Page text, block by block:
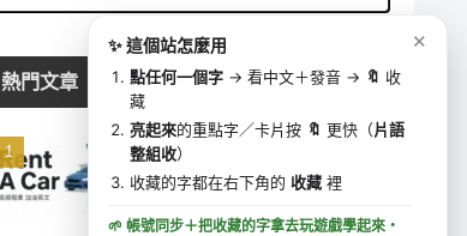
熱門文章
「加油」千萬別說 add oil！
美國租車加油最容易搞錯的
英文
🔍
✨ 這個站怎麼用
點任何一個字 → 看中文＋發音 → 🔖 收
藏
亮起來的重點字／卡片按 🔖 更快（片語
整組收）
收藏的字都在右下角的 收藏 裡
🌱 帳號同步＋把收藏的字拿去玩遊戲學起來・
✕